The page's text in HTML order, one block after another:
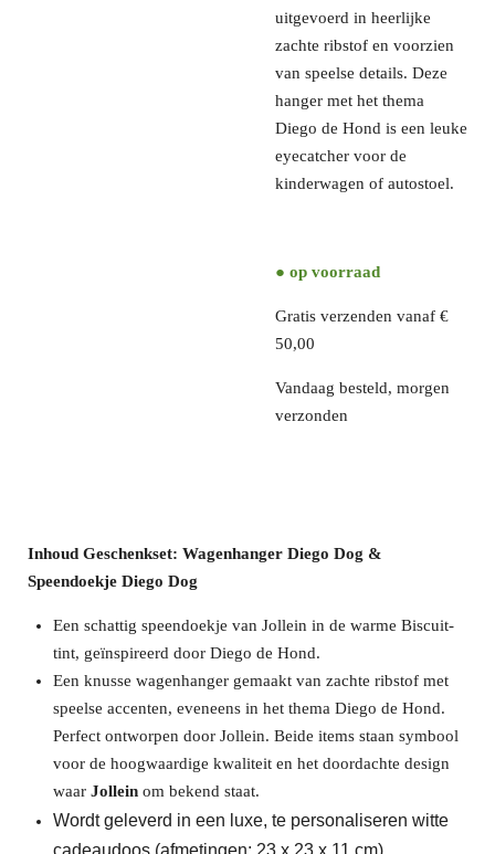
uitgevoerd in heerlijke
zachte ribstof en voorzien
van speelse details. Deze
hanger met het thema
Diego de Hond is een leuke
eyecatcher voor de
kinderwagen of autostoel.
● op voorraad
Gratis verzenden vanaf €
50,00
Vandaag besteld, morgen
verzonden
Inhoud Geschenkset: Wagenhanger Diego Dog &
Speendoekje Diego Dog
Een schattig speendoekje van Jollein in de warme Biscuit-
tint, geïnspireerd door Diego de Hond.
Een knusse wagenhanger gemaakt van zachte ribstof met
speelse accenten, eveneens in het thema Diego de Hond.
Perfect ontworpen door Jollein. Beide items staan symbool
voor de hoogwaardige kwaliteit en het doordachte design
waar Jolleinom bekend staat.
Wordt geleverd in een luxe, te personaliseren witte
cadeaudoos (afmetingen: 23 x 23 x 11 cm).